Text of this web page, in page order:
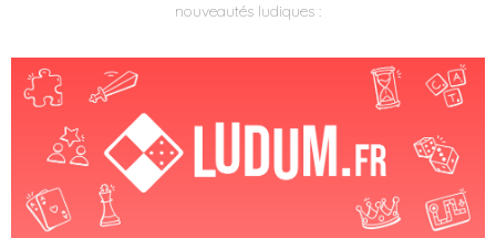
nouveautés ludiques :